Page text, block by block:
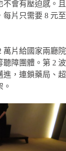
不會有壓迫感。且
片只需要 8 元至
萬片給國家兩廳院
聽障團體。第 2 波
進，連鎖藥局、超